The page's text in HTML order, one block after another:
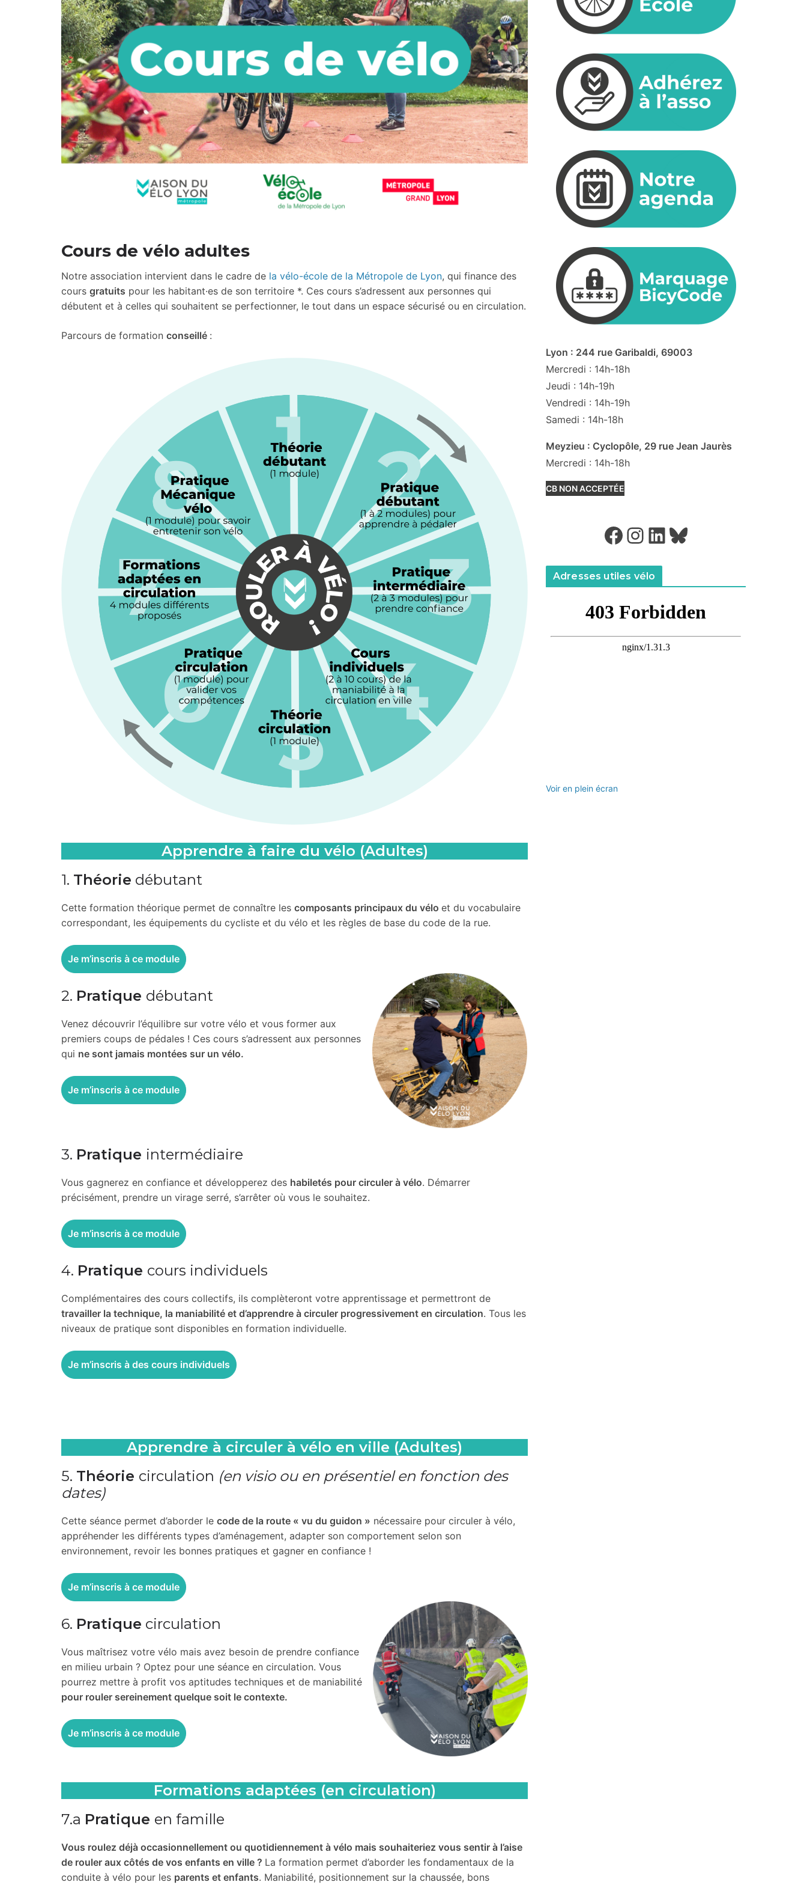
Cours de vélo adultes
Notre association intervient dans le cadre de la vélo-école de la Métropole de Lyon, qui finance des
cours gratuits pour les habitant·es de son territoire *. Ces cours s’adressent aux personnes qui
débutent et à celles qui souhaitent se perfectionner, le tout dans un espace sécurisé ou en circulation.
Parcours de formation conseillé :
Apprendre à faire du vélo (Adultes)
1. Théorie débutant
Cette formation théorique permet de connaître les composants principaux du vélo et du vocabulaire
correspondant, les équipements du cycliste et du vélo et les règles de base du code de la rue.
Je m’inscris à ce module
2. Pratique débutant
Venez découvrir l’équilibre sur votre vélo et vous former aux
premiers coups de pédales ! Ces cours s’adressent aux personnes
qui ne sont jamais montées sur un vélo.
Je m’inscris à ce module
3. Pratique intermédiaire
Vous gagnerez en confiance et développerez des habiletés pour circuler à vélo. Démarrer
précisément, prendre un virage serré, s’arrêter où vous le souhaitez.
Je m’inscris à ce module
4. Pratique cours individuels
Complémentaires des cours collectifs, ils complèteront votre apprentissage et permettront de
travailler la technique, la maniabilité et d’apprendre à circuler progressivement en circulation. Tous les
niveaux de pratique sont disponibles en formation individuelle.
Je m’inscris à des cours individuels
Apprendre à circuler à vélo en ville (Adultes)
5. Théorie circulation (en visio ou en présentiel en fonction des
dates)
Cette séance permet d’aborder le code de la route « vu du guidon » nécessaire pour circuler à vélo,
appréhender les différents types d’aménagement, adapter son comportement selon son
environnement, revoir les bonnes pratiques et gagner en confiance !
Je m’inscris à ce module
6. Pratique circulation
Vous maîtrisez votre vélo mais avez besoin de prendre confiance
en milieu urbain ? Optez pour une séance en circulation. Vous
pourrez mettre à profit vos aptitudes techniques et de maniabilité
pour rouler sereinement quelque soit le contexte.
Je m’inscris à ce module
Formations adaptées (en circulation)
7.a Pratique en famille
Vous roulez déjà occasionnellement ou quotidiennement à vélo mais souhaiteriez vous sentir à l’aise
de rouler aux côtés de vos enfants en ville ? La formation permet d’aborder les fondamentaux de la
conduite à vélo pour les parents et enfants. Maniabilité, positionnement sur la chaussée, bons
Lyon : 244 rue Garibaldi, 69003
Mercredi : 14h-18h
Jeudi : 14h-19h
Vendredi : 14h-19h
Samedi : 14h-18h
Meyzieu : Cyclopôle, 29 rue Jean Jaurès
Mercredi : 14h-18h
CB NON ACCEPTÉE
Facebook Instagram LinkedIn Bluesky
Adresses utiles vélo
Voir en plein écran